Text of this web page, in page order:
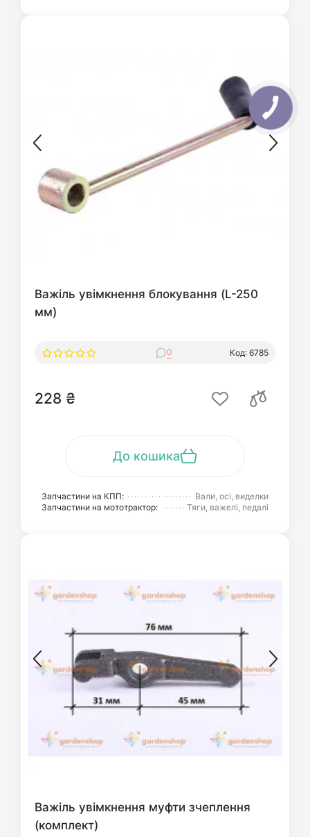
Важіль увімкнення блокування (L-250
мм)
0 Код: 6785
228 ₴
До кошика
Запчастини на КПП:
Вали, осі, виделки
Запчастини на мототрактор:
Тяги, важелі, педалі
Важіль увімкнення муфти зчеплення
(комплект)